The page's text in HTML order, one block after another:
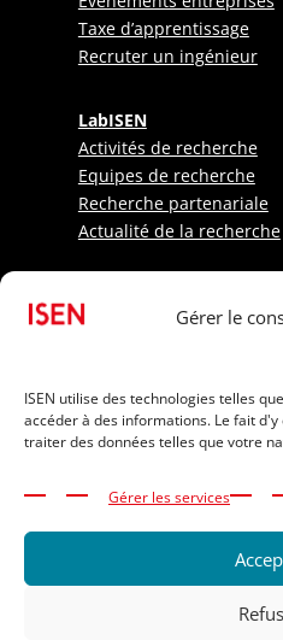
Gérer le
ISEN utilise des technologies telles
accéder à des informations. Le fait
traiter des données telles que votre
Gérer les services
Taxe d’apprentissage
Recruter un ingénieur
LabISEN
Activités de recherche
Equipes de recherche
Recherche partenariale
Actualité de la recherche
Etudiants
Sportifs
Frais de scolarité
Financer ses études
Handicap et inclusion